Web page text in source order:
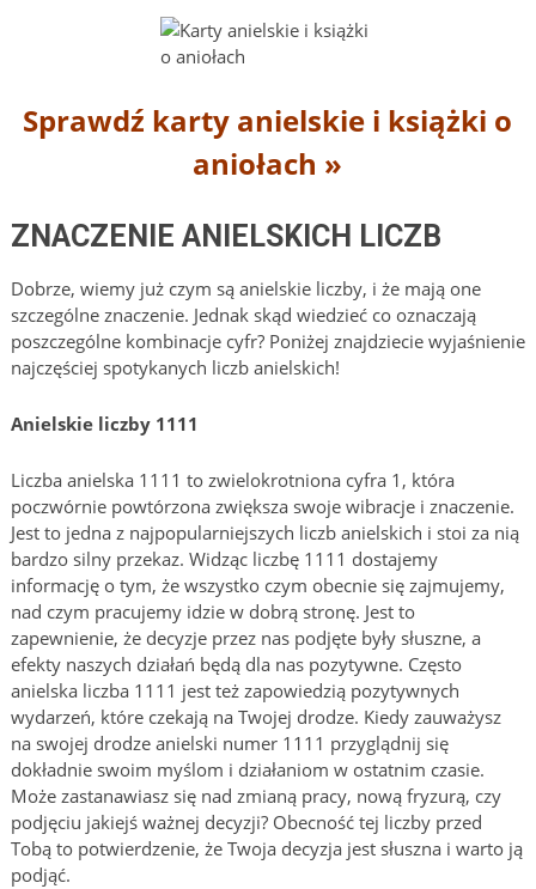
Sprawdź karty anielskie i książki o
aniołach »
ZNACZENIE ANIELSKICH LICZB
Dobrze, wiemy już czym są anielskie liczby, i że mają one
szczególne znaczenie. Jednak skąd wiedzieć co oznaczają
poszczególne kombinacje cyfr? Poniżej znajdziecie wyjaśnienie
najczęściej spotykanych liczb anielskich!
Anielskie liczby 1111
Liczba anielska 1111 to zwielokrotniona cyfra 1, która
poczwórnie powtórzona zwiększa swoje wibracje i znaczenie.
Jest to jedna z najpopularniejszych liczb anielskich i stoi za nią
bardzo silny przekaz. Widząc liczbę 1111 dostajemy
informację o tym, że wszystko czym obecnie się zajmujemy,
nad czym pracujemy idzie w dobrą stronę. Jest to
zapewnienie, że decyzje przez nas podjęte były słuszne, a
efekty naszych działań będą dla nas pozytywne. Często
anielska liczba 1111 jest też zapowiedzią pozytywnych
wydarzeń, które czekają na Twojej drodze. Kiedy zauważysz
na swojej drodze anielski numer 1111 przyglądnij się
dokładnie swoim myślom i działaniom w ostatnim czasie.
Może zastanawiasz się nad zmianą pracy, nową fryzurą, czy
podjęciu jakiejś ważnej decyzji? Obecność tej liczby przed
Tobą to potwierdzenie, że Twoja decyzja jest słuszna i warto ją
podjąć.